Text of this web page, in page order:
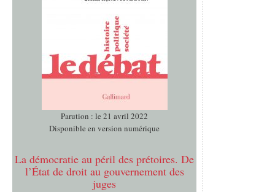
Parution : le 21 avril 2022
Disponible en version numérique
La démocratie au péril des prétoires. De
l’État de droit au gouvernement des
juges